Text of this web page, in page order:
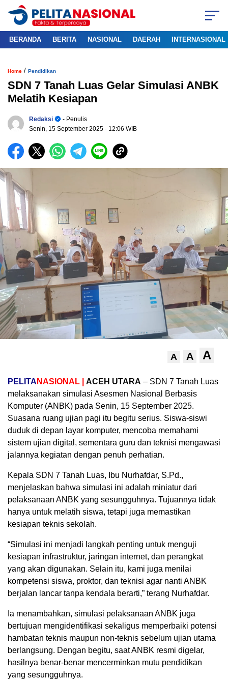
BERANDA BERITA NASIONAL DAERAH INTERNASIONAL
Home / Pendidikan
SDN 7 Tanah Luas Gelar Simulasi ANBK
Melatih Kesiapan
Redaksi
- Penulis
Senin, 15 September 2025 - 12:06 WIB
A A A
PELITA NASIONAL | ACEH UTARA – SDN 7 Tanah Luas
melaksanakan simulasi Asesmen Nasional Berbasis
Komputer (ANBK) pada Senin, 15 September 2025.
Suasana ruang ujian pagi itu begitu serius. Siswa-siswi
duduk di depan layar komputer, mencoba memahami
sistem ujian digital, sementara guru dan teknisi mengawasi
jalannya kegiatan dengan penuh perhatian.
Kepala SDN 7 Tanah Luas, Ibu Nurhafdar, S.Pd.,
menjelaskan bahwa simulasi ini adalah miniatur dari
pelaksanaan ANBK yang sesungguhnya. Tujuannya tidak
hanya untuk melatih siswa, tetapi juga memastikan
kesiapan teknis sekolah.
“Simulasi ini menjadi langkah penting untuk menguji
kesiapan infrastruktur, jaringan internet, dan perangkat
yang akan digunakan. Selain itu, kami juga menilai
kompetensi siswa, proktor, dan teknisi agar nanti ANBK
berjalan lancar tanpa kendala berarti,” terang Nurhafdar.
Ia menambahkan, simulasi pelaksanaan ANBK juga
bertujuan mengidentifikasi sekaligus memperbaiki potensi
hambatan teknis maupun non-teknis sebelum ujian utama
berlangsung. Dengan begitu, saat ANBK resmi digelar,
hasilnya benar-benar mencerminkan mutu pendidikan
yang sesungguhnya.